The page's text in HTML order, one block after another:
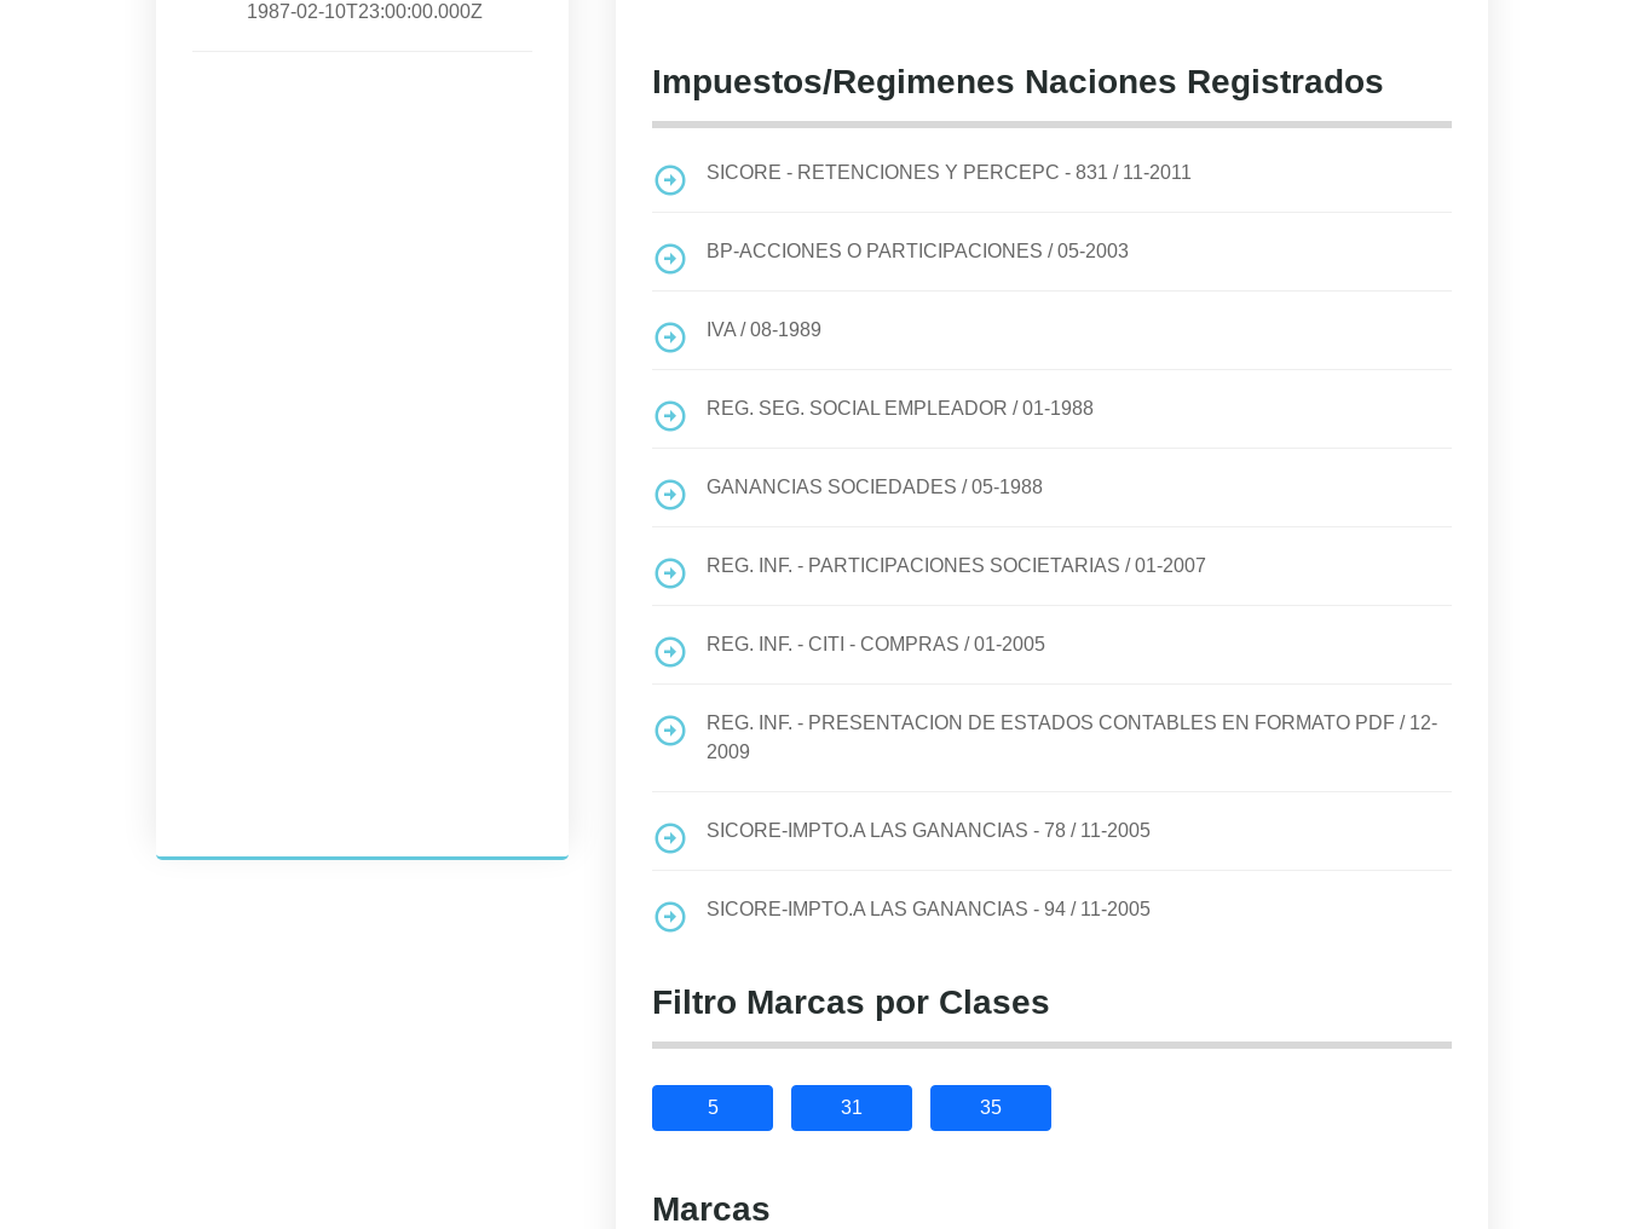
1987-02-10T23:00:00.000Z
Impuestos/Regimenes Naciones Registrados
SICORE - RETENCIONES Y PERCEPC - 831 / 11-2011
BP-ACCIONES O PARTICIPACIONES /05-2003
IVA /08-1989
REG. SEG. SOCIAL EMPLEADOR /01-1988
GANANCIAS SOCIEDADES /05-1988
REG. INF. - PARTICIPACIONES SOCIETARIAS /01-2007
REG. INF. - CITI - COMPRAS /01-2005
REG. INF. - PRESENTACION DE ESTADOS CONTABLES EN FORMATO PDF / 12-
2009
SICORE-IMPTO.A LAS GANANCIAS - 78 / 11-2005
SICORE-IMPTO.A LAS GANANCIAS - 94 / 11-2005
Filtro Marcas por Clases
5 31 35
Marcas